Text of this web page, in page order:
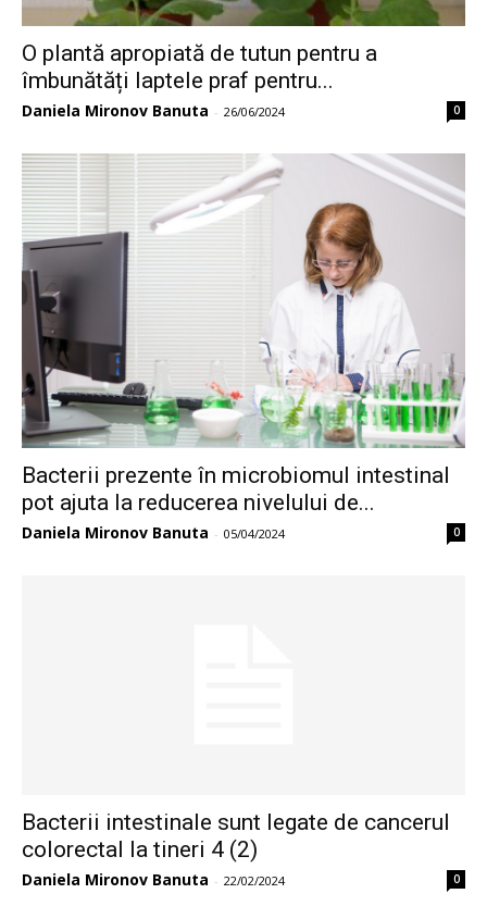
O plantă apropiată de tutun pentru a
îmbunătăți laptele praf pentru...
Daniela Mironov Banuta - 26/06/2024 0
Bacterii prezente în microbiomul intestinal
pot ajuta la reducerea nivelului de...
Daniela Mironov Banuta - 05/04/2024 0
Bacterii intestinale sunt legate de cancerul
colorectal la tineri 4 (2)
Daniela Mironov Banuta - 22/02/2024 0